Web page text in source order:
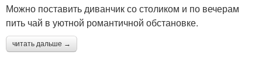
Можно поставить диванчик со столиком и по вечерам
пить чай в уютной романтичной обстановке.
читать дальше →